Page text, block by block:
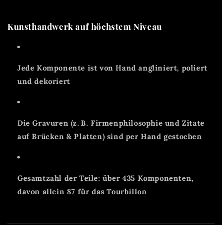
Kunsthandwerk auf höchstem Niveau
Jede Komponente ist von Hand angliniert, poliert
und dekoriert
Die Gravuren (z. B. Firmenphilosophie und Zitate
auf Brücken & Platten) sind per Hand gestochen
Gesamtzahl der Teile: über 435 Komponenten,
davon allein 87 für das Tourbillon